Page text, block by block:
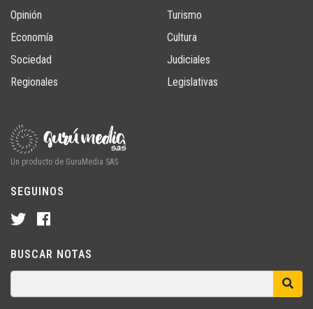
Opinión
Economía
Sociedad
Regionales
Turismo
Cultura
Judiciales
Legislativas
Un producto de GuruMedia SAS
SEGUINOS
BUSCAR NOTAS